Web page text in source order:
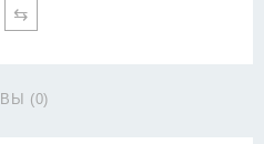
⇆
(0)